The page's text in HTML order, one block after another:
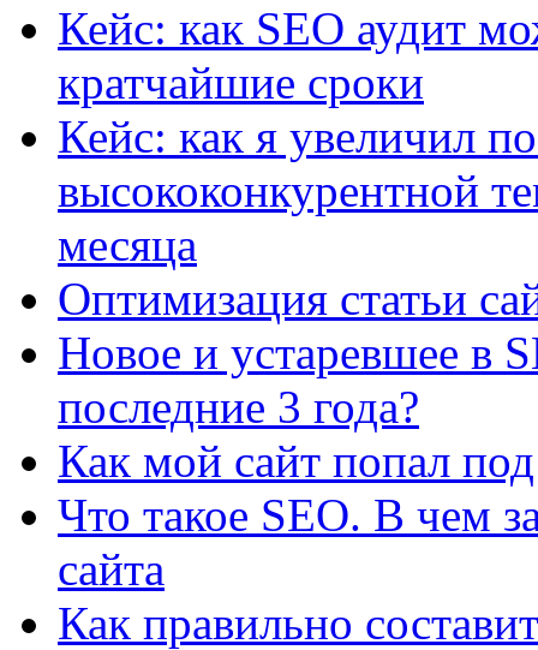
Кейс: как SEO аудит
кратчайшие сроки
Кейс: как я увеличил
высококонкурентной
месяца
Оптимизация статьи
Новое и устаревшее в
последние 3 года?
Как мой сайт попал
Что такое SEO. В чем
сайта
Как правильно